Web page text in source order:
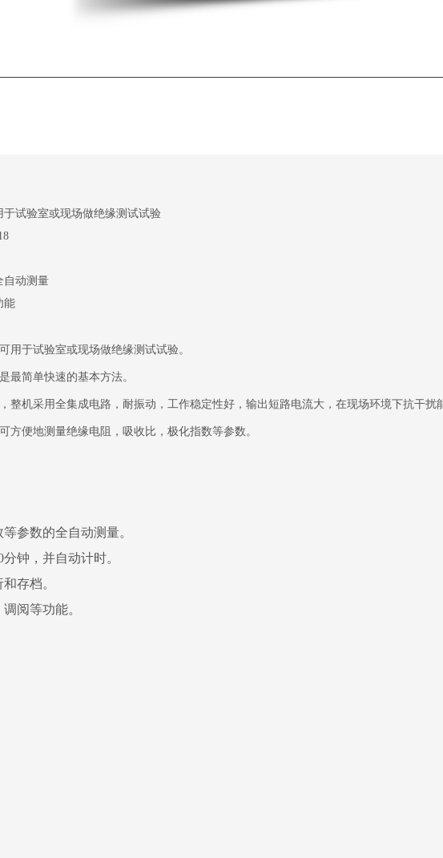
试验室或现场做绝缘测试试验
自动测量
能
用于试验室或现场做绝缘测试试验。
最简单快速的基本方法。
整机采用全集成电路，耐振动，工作稳定性好，输出短路电流大，在现场环境下抗干扰
方便地测量绝缘电阻，吸收比，极化指数等参数。
参数的全自动测量。
钟，并自动计时。
存档。
阅等功能。
抗干扰能力强。